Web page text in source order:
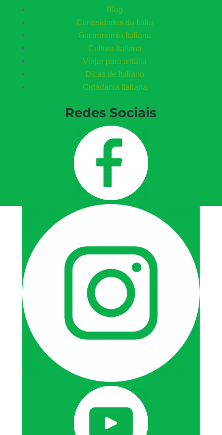
Blog
Curiosidades da Itália
Gastronomia Italiana
Cultura Italiana
Viajar para a Itália
Dicas de Italiano
Cidadania Italiana
Redes Sociais